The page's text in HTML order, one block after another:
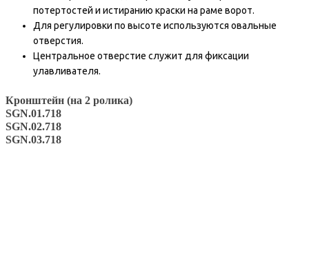
потертостей и истиранию краски на раме ворот.
Для регулировки по высоте используются овальные
отверстия.
Центральное отверстие служит для фиксации
улавливателя.
Кронштейн (на 2 ролика)
SGN.01.718
SGN.02.718
SGN.03.718